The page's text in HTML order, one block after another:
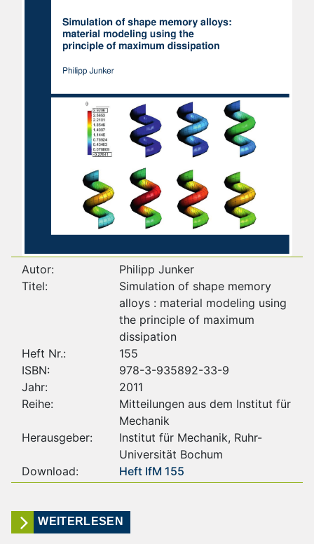
Autor:
Philipp Junker
Titel:
Simulation of shape memory
alloys : material modeling using
the principle of maximum
dissipation
Heft Nr.:
155
ISBN:
978-3-935892-33-9
Jahr:
2011
Reihe:
Mitteilungen aus dem Institut für
Mechanik
Herausgeber:
Institut für Mechanik, Ruhr-
Universität Bochum
Download:
Heft IfM 155
WEITERLESEN